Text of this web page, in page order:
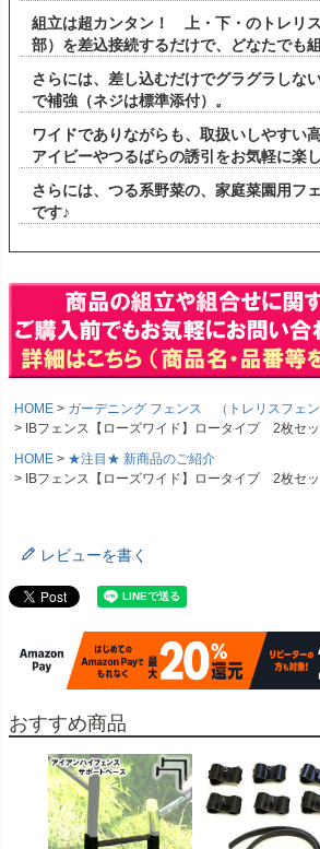
組立は超カンタン！ 上・下・のトレリ
部）を差込接続するだけで、どなたでも
さらには、差し込むだけでグラグラしな
で補強（ネジは標準添付）。
ワイドでありながらも、取扱いしやすい
アイビーやつるばらの誘引をお気軽に楽
さらには、つる系野菜の、家庭菜園用フ
です♪
HOME
ガーデニング フェンス （トレリスフェン
IBフェンス【ローズワイド】ロータイプ 2枚セッ
HOME
★注目★ 新商品のご紹介
IBフェンス【ローズワイド】ロータイプ 2枚セッ
レビューを書く
おすすめ商品